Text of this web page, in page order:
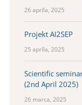
26 apríla, 2025
Projekt AI2SEP
25 apríla, 2025
Scientific
(2nd April 2025)
26 marca, 2025